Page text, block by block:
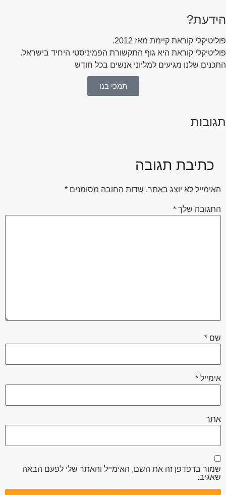
הידעת?
פוליטיקלי קוראת קיימת מאז 2012.
פוליטיקלי קוראת היא גוף התקשורת הפמיניסטי היחיד בישראל.
התכנים שלנו מגיעים למליוני אנשים בכל חודש
תמכי בנו
תגובות
כתיבת תגובה
האימייל לא יוצג באתר. שדות החובה מסומנים *
התגובה שלך *
שם *
אימייל *
אתר
שמור בדפדפן זה את השם, האימייל והאתר שלי לפעם הבאה
שאגיב.